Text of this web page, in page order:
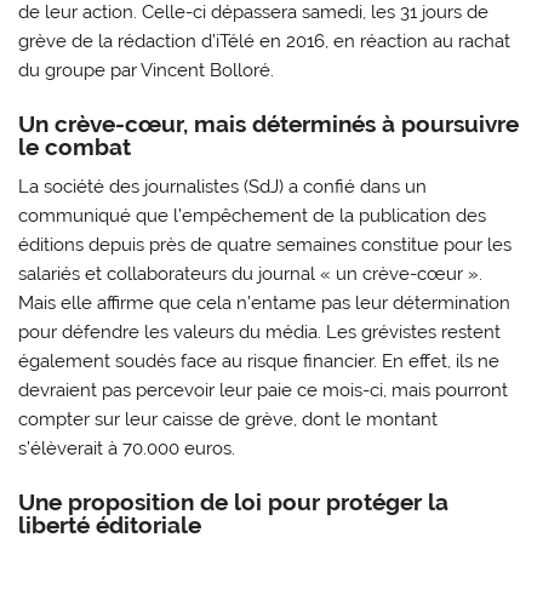
de leur action. Celle-ci dépassera samedi, les 31 jours de
grève de la rédaction d’iTélé en 2016, en réaction au rachat
du groupe par Vincent Bolloré.
Un crève-cœur, mais déterminés à poursuivre
le combat
La société des journalistes (SdJ) a confié dans un
communiqué que l’empêchement de la publication des
éditions depuis près de quatre semaines constitue pour les
salariés et collaborateurs du journal « un crève-cœur ».
Mais elle affirme que cela n’entame pas leur détermination
pour défendre les valeurs du média. Les grévistes restent
également soudés face au risque financier. En effet, ils ne
devraient pas percevoir leur paie ce mois-ci, mais pourront
compter sur leur caisse de grève, dont le montant
s’élèverait à 70.000 euros.
Une proposition de loi pour protéger la
liberté éditoriale